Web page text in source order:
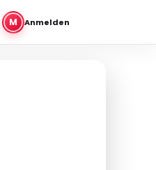
M Anmelden